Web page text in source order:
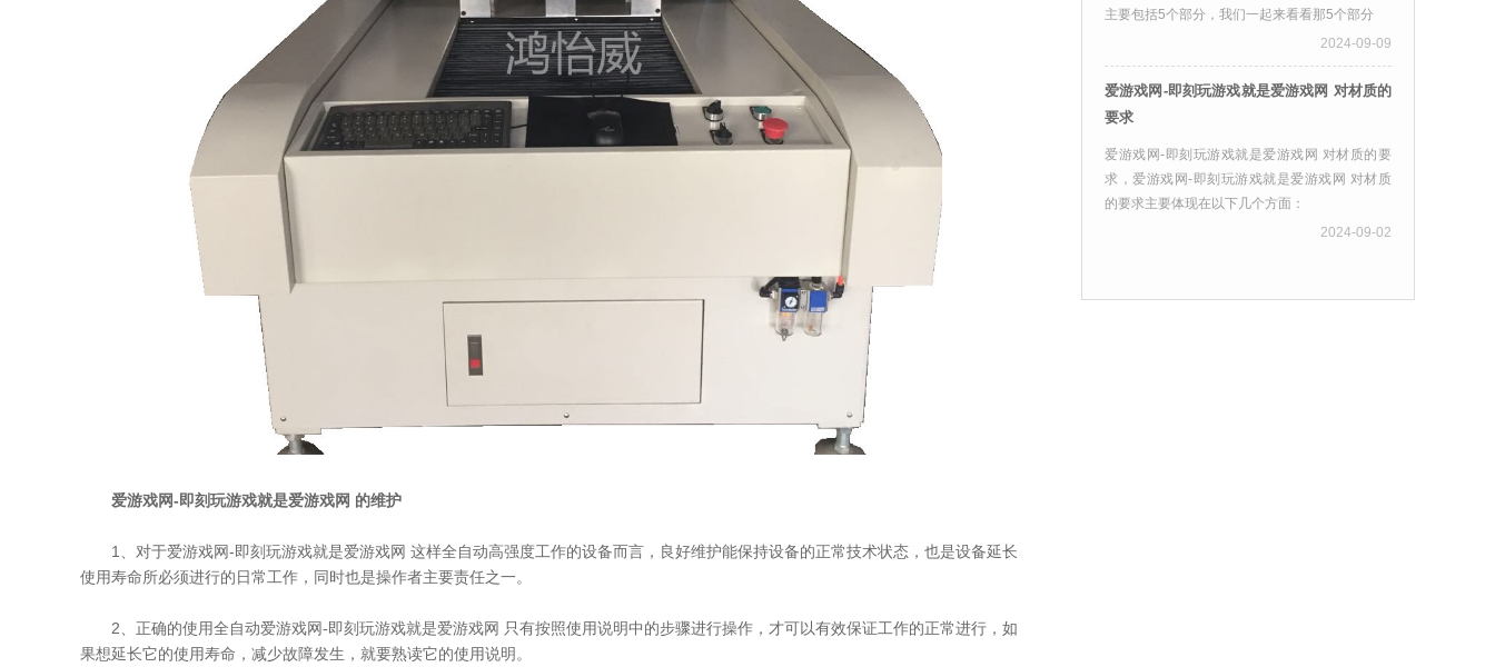
爱游戏网-即刻玩游戏就是爱游戏网 的维护
1、对于爱游戏网-即刻玩游戏就是爱游戏网 这样全自动高强度工作的设备而言，良好维护能保持设备的正常技术状态，也是设备延长
使用寿命所必须进行的日常工作，同时也是操作者主要责任之一。
2、正确的使用全自动爱游戏网-即刻玩游戏就是爱游戏网 只有按照使用说明中的步骤进行操作，才可以有效保证工作的正常进行，如
果想延长它的使用寿命，减少故障发生，就要熟读它的使用说明。
主要包括5个部分，我们一起来看看那5个部分
2024-09-09
爱游戏网-即刻玩游戏就是爱游戏网 对材质的
要求
爱游戏网-即刻玩游戏就是爱游戏网 对材质的要
求，爱游戏网-即刻玩游戏就是爱游戏网 对材质
的要求主要体现在以下几个方面：
2024-09-02